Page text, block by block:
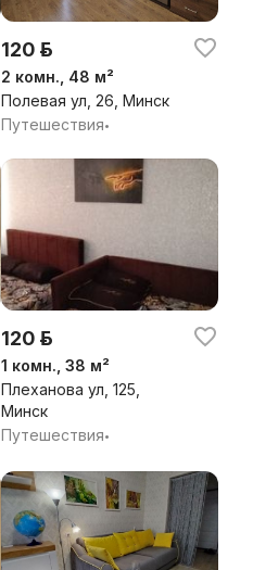
120 р.
2 комн., 48 м²
Полевая ул, 26, Минск
Путешествия•
120 р.
1 комн., 38 м²
Плеханова ул, 125,
Минск
Путешествия•